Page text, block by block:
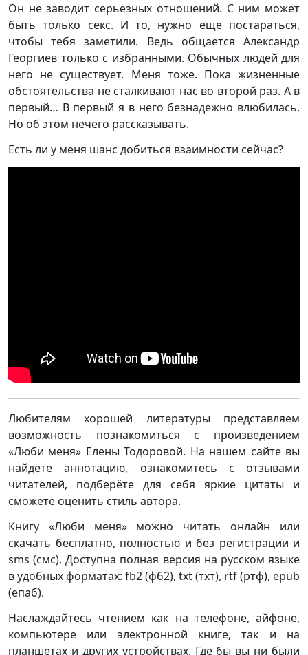
Он не заводит серьезных отношений. С ним может
быть только секс. И то, нужно еще постараться,
чтобы тебя заметили. Ведь общается Александр
Георгиев только с избранными. Обычных людей для
него не существует. Меня тоже. Пока жизненные
обстоятельства не сталкивают нас во второй раз. А в
первый… В первый я в него безнадежно влюбилась.
Но об этом нечего рассказывать.
Есть ли у меня шанс добиться взаимности сейчас?
Любителям хорошей литературы представляем
возможность познакомиться с произведением
«Люби меня» Елены Тодоровой. На нашем сайте вы
найдёте аннотацию, ознакомитесь с отзывами
читателей, подберёте для себя яркие цитаты и
сможете оценить стиль автора.
Книгу «Люби меня» можно читать онлайн или
скачать бесплатно, полностью и без регистрации и
sms (смс). Доступна полная версия на русском языке
в удобных форматах: fb2 (фб2), txt (тхт), rtf (ртф), epub
(епаб).
Наслаждайтесь чтением как на телефоне, айфоне,
компьютере или электронной книге, так и на
планшетах и других устройствах. Где бы вы ни были